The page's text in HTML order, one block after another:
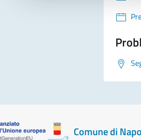
Comune di